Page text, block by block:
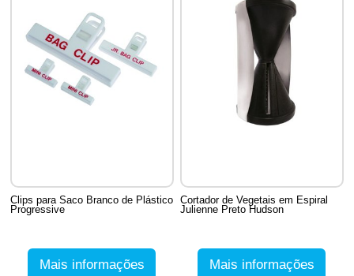
Clips para Saco Branco de Plástico
Progressive
Mais informações
Cortador de Vegetais em Espiral
Julienne Preto Hudson
Mais informações